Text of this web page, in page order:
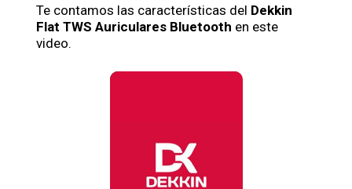
Te contamos las características del Dekkin
Flat TWS Auriculares Bluetooth en este
video.